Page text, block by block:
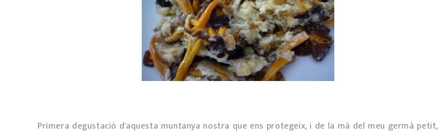
Primera degustació d'aquesta muntanya nostra que ens protegeix, i de la mà del meu germà petit,